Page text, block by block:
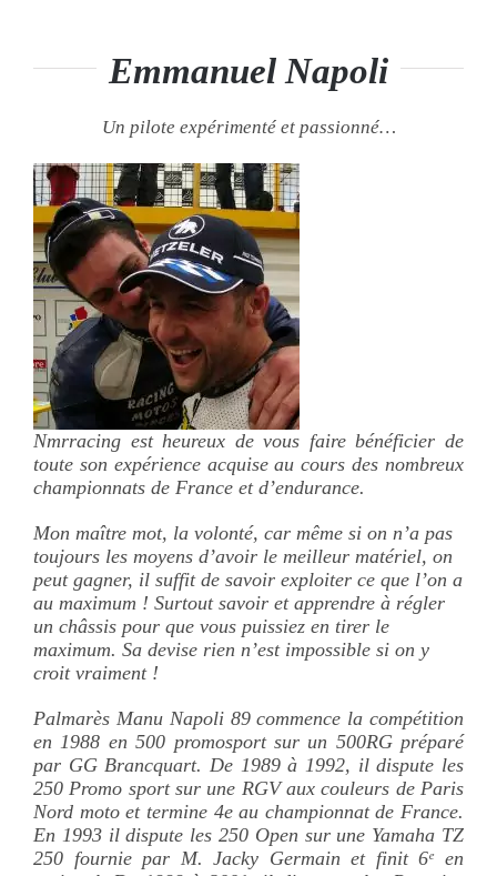
Emmanuel Napoli
Un pilote expérimenté et passionné…
Nmrracing est heureux de vous faire bénéficier de
toute son expérience acquise au cours des nombreux
championnats de France et d’endurance.
Mon maître mot, la volonté, car même si on n’a pas
toujours les moyens d’avoir le meilleur matériel, on
peut gagner, il suffit de savoir exploiter ce que l’on a
au maximum ! Surtout savoir et apprendre à régler
un châssis pour que vous puissiez en tirer le
maximum. Sa devise rien n’est impossible si on y
croit vraiment !
Palmarès Manu Napoli 89 commence la compétition
en 1988 en 500 promosport sur un 500RG préparé
par GG Brancquart. De 1989 à 1992, il dispute les
250 Promo sport sur une RGV aux couleurs de Paris
Nord moto et termine 4e au championnat de France.
En 1993 il dispute les 250 Open sur une Yamaha TZ
250 fournie par M. Jacky Germain et finit 6ᵉ en